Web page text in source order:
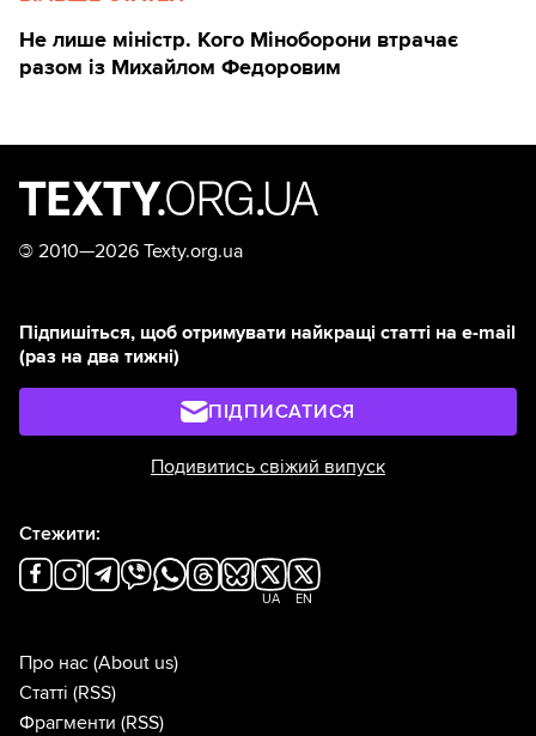
Не лише міністр. Кого Міноборони втрачає
разом із Михайлом Федоровим
© 2010—2026 Texty.org.ua
Підпишіться, щоб отримувати найкращі статті на e-mail
(раз на два тижні)
ПІДПИСАТИСЯ
Подивитись свіжий випуск
Стежити:
UA EN
Про нас (About us)
Статті (RSS)
Фрагменти (RSS)